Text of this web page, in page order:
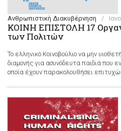
Ανθρωπιστική Διακυβέρνηση /
ΚΟΙΝΗ ΕΠΙΣΤΟΛΗ 17
των Πολιτών
Το ελληνικό Κοινοβούλιο να μην
διαμονής για ασυνόδευτα παιδιά που
οποία έχουν παρακολουθήσει